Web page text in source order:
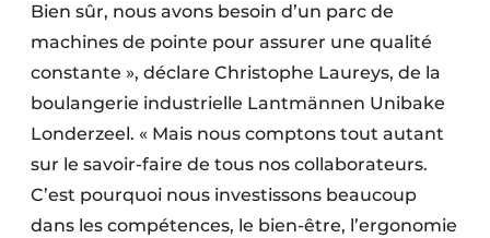
Bien sûr, nous avons besoin d’un parc de
machines de pointe pour assurer une qualité
constante », déclare Christophe Laureys, de la
boulangerie industrielle Lantmännen Unibake
Londerzeel. « Mais nous comptons tout autant
sur le savoir-faire de tous nos collaborateurs.
C’est pourquoi nous investissons beaucoup
dans les compétences, le bien-être, l’ergonomie